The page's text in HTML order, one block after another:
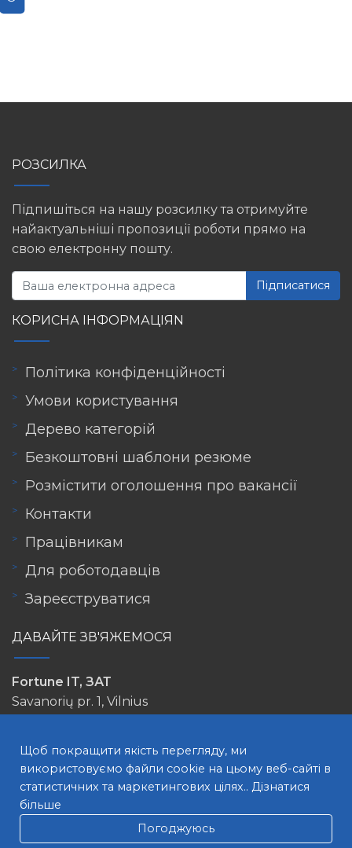
РОЗСИЛКА
Підпишіться на нашу розсилку та отримуйте
найактуальніші пропозиції роботи прямо на
свою електронну пошту.
Підписатися
КОРИСНА ІНФОРМАЦІЯN
Політика конфіденційності
Умови користування
Дерево категорій
Безкоштовні шаблони резюме
Розмістити оголошення про вакансії
Контакти
Працівникам
Для роботодавців
Зареєструватися
ДАВАЙТЕ ЗВ'ЯЖЕМОСЯ
Fortune IT, ЗАТ
Savanorių pr. 1, Vilnius
Щоб покращити якість перегляду, ми
використовуємо файли cookie на цьому веб-сайті в
статистичних та маркетингових цілях.. Дізнатися
більше
Погоджуюсь